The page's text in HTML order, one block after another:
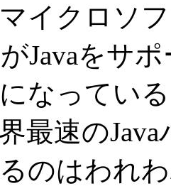
イクロソ
Javaをサ
なってい
最速の
のはわれ